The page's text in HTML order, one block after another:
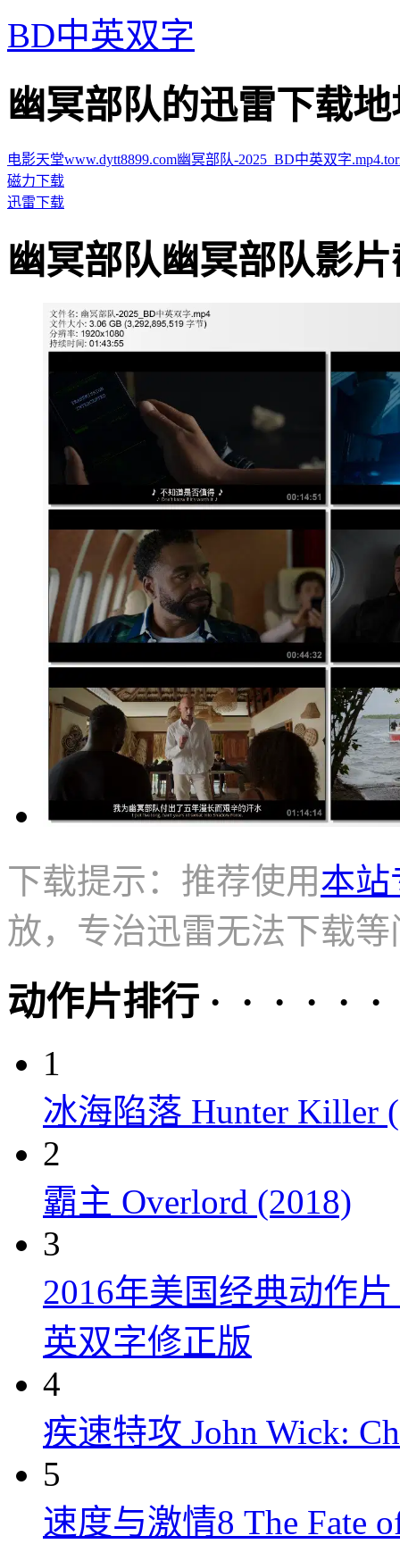
BD中英双字
幽冥部队的迅雷下载地
电影天堂www.dytt8899.com幽冥部队-2025_BD中英双字
磁力下载
迅雷下载
幽冥部队幽冥部队影片
下载提示：推荐使用本站
放，专治迅雷无法下载等
动作片排行 · · · · · ·
1
冰海陷落 Hunter Killer
2
霸主 Overlord (2018)
3
2016年美国经典动作
英双字修正版
4
疾速特攻 John Wick:
5
速度与激情8 The Fate